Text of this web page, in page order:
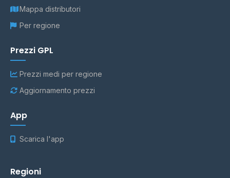
Mappa distributori
Per regione
Prezzi GPL
Prezzi medi per regione
Aggiornamento prezzi
App
Scarica l'app
Regioni